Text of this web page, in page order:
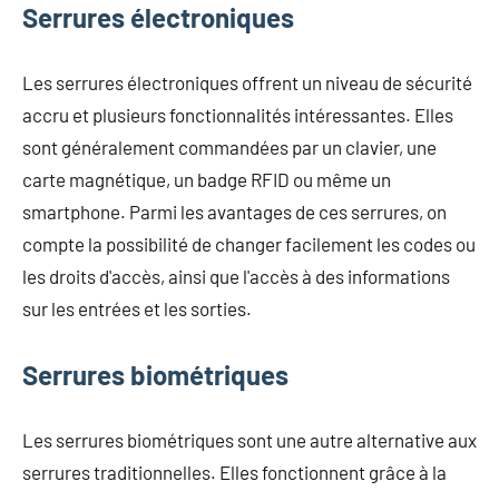
Serrures électroniques
Les serrures électroniques offrent un niveau de sécurité
accru et plusieurs fonctionnalités intéressantes. Elles
sont généralement commandées par un clavier, une
carte magnétique, un badge RFID ou même un
smartphone. Parmi les avantages de ces serrures, on
compte la possibilité de changer facilement les codes ou
les droits d'accès, ainsi que l'accès à des informations
sur les entrées et les sorties.
Serrures biométriques
Les serrures biométriques sont une autre alternative aux
serrures traditionnelles. Elles fonctionnent grâce à la